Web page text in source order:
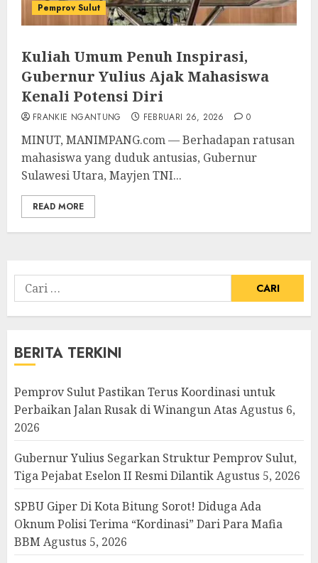
Pemprov Sulut
Kuliah Umum Penuh Inspirasi,
Gubernur Yulius Ajak Mahasiswa
Kenali Potensi Diri
FRANKIE NGANTUNG FEBRUARI 26, 2026 0
MINUT, MANIMPANG.com — Berhadapan ratusan
mahasiswa yang duduk antusias, Gubernur
Sulawesi Utara, Mayjen TNI...
READ MORE
Cari
untuk:
BERITA TERKINI
Pemprov Sulut Pastikan Terus Koordinasi untuk
Perbaikan Jalan Rusak di Winangun Atas Agustus 6,
2026
Gubernur Yulius Segarkan Struktur Pemprov Sulut,
Tiga Pejabat Eselon II Resmi DilantikAgustus 5, 2026
SPBU Giper Di Kota Bitung Sorot! Diduga Ada
Oknum Polisi Terima “Kordinasi” Dari Para Mafia
BBM Agustus 5, 2026